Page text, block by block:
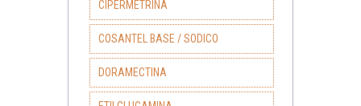
CIPERMETRINA
COSANTEL BASE / SODICO
DORAMECTINA